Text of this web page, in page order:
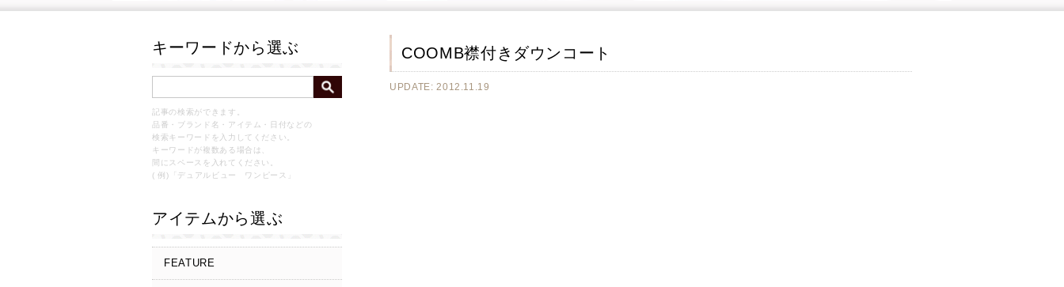
キーワードから選ぶ
記事の検索ができます。
品番・ブランド名・アイテム・日付などの
検索キーワードを入力してください。
キーワードが複数ある場合は、
間にスペースを入れてください。
( 例)「デュアルビュー ワンピース」
アイテムから選ぶ
FEATURE
COOMB襟付きダウンコート
UPDATE: 2012.11.19